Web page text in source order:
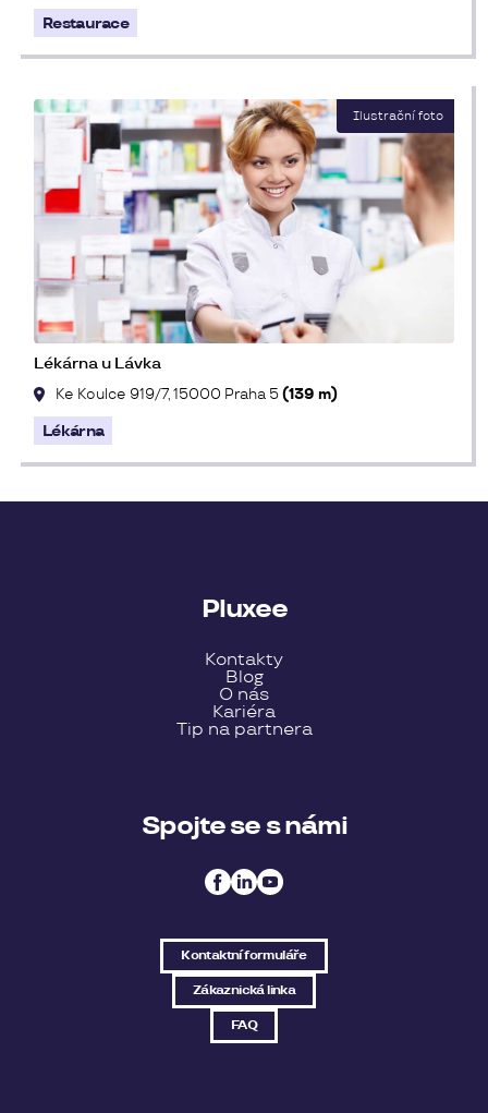
Restaurace
Lékárna u Lávka
Ke Koulce 919/7, 15000 Praha 5(139 m)
Lékárna
Pluxee
Kontakty
Blog
O nás
Kariéra
Tip na partnera
Spojte se s námi
Kontaktní formuláře
Zákaznická linka
FAQ